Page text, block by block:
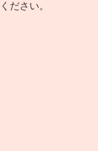
ださい。